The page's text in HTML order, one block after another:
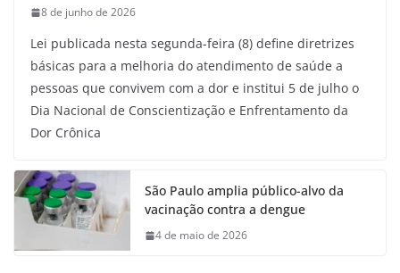
8 de junho de 2026
Lei publicada nesta segunda-feira (8) define diretrizes
básicas para a melhoria do atendimento de saúde a
pessoas que convivem com a dor e institui 5 de julho o
Dia Nacional de Conscientização e Enfrentamento da
Dor Crônica
São Paulo amplia público-alvo da
vacinação contra a dengue
4 de maio de 2026